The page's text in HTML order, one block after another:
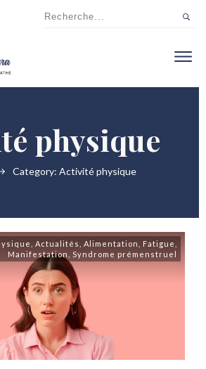
physique
Category: Activité physique
Actualités Alimentation Fatigue
Manifestation
Syndrome prémenstruel